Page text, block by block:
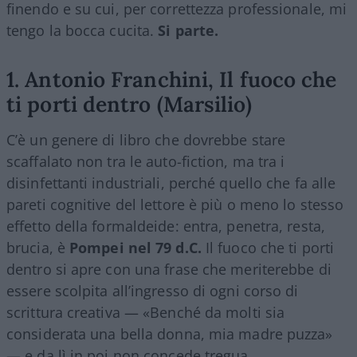
finendo e su cui, per correttezza professionale, mi
tengo la bocca cucita. Si parte.
1. Antonio Franchini, Il fuoco che
ti porti dentro (Marsilio)
C’è un genere di libro che dovrebbe stare
scaffalato non tra le auto-fiction, ma tra i
disinfettanti industriali, perché quello che fa alle
pareti cognitive del lettore è più o meno lo stesso
effetto della formaldeide: entra, penetra, resta,
brucia, è Pompei nel 79 d.C. Il fuoco che ti porti
dentro si apre con una frase che meriterebbe di
essere scolpita all’ingresso di ogni corso di
scrittura creativa — «Benché da molti sia
considerata una bella donna, mia madre puzza»